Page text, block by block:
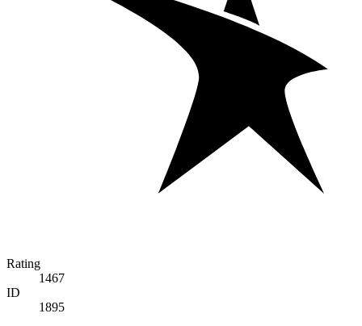
Rating
1467
ID
1895